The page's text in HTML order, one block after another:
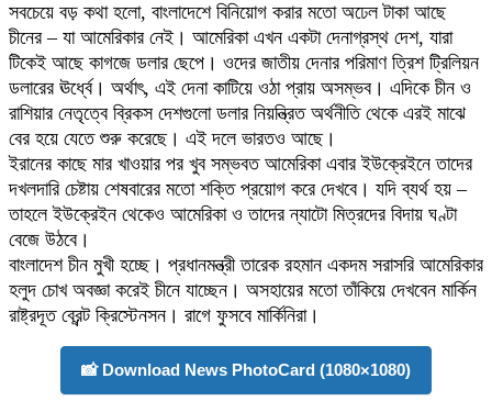
সবচেয়ে বড় কথা হলো, বাংলাদেশে বিনিয়োগ করার মতো অঢেল টাকা আছে
চীনের – যা আমেরিকার নেই। আমেরিকা এখন একটা দেনাগ্রস্থ দেশ, যারা
টিকেই আছে কাগজে ডলার ছেপে। ওদের জাতীয় দেনার পরিমাণ ত্রিশ ট্রিলিয়ন
ডলারের ঊর্ধ্বে। অর্থাৎ, এই দেনা কাটিয়ে ওঠা প্রায় অসম্ভব। এদিকে চীন ও
রাশিয়ার নেতৃত্বে ব্রিকস দেশগুলো ডলার নিয়ন্ত্রিত অর্থনীতি থেকে এরই মাঝে
বের হয়ে যেতে শুরু করেছে। এই দলে ভারতও আছে।
ইরানের কাছে মার খাওয়ার পর খুব সম্ভবত আমেরিকা এবার ইউক্রেইনে তাদের
দখলদারি চেষ্টায় শেষবারের মতো শক্তি প্রয়োগ করে দেখবে। যদি ব্যর্থ হয় –
তাহলে ইউক্রেইন থেকেও আমেরিকা ও তাদের ন্যাটো মিত্রদের বিদায় ঘণ্টা
বেজে উঠবে।
বাংলাদেশ চীন মুখী হচ্ছে। প্রধানমন্ত্রী তারেক রহমান একদম সরাসরি আমেরিকার
হলুদ চোখ অবজ্ঞা করেই চীনে যাচ্ছেন। অসহায়ের মতো তাঁকিয়ে দেখবেন মার্কিন
রাষ্ট্রদূত ব্রেন্ট ক্রিস্টেনসন। রাগে ফুসবে মার্কিনিরা।
📸 Download News PhotoCard (1080×1080)